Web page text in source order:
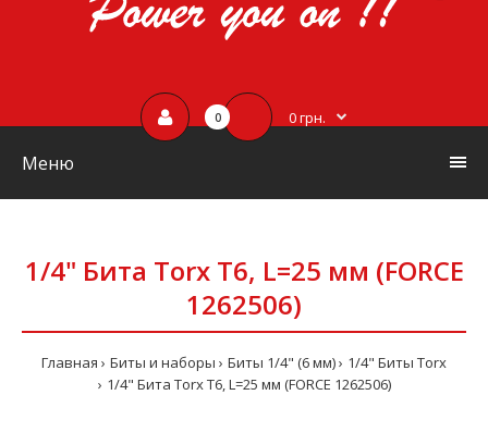
0 0 грн.
Меню
1/4" Бита Torx Т6, L=25 мм (FORCE
1262506)
Главная Биты и наборы Биты 1/4" (6 мм)
1/4" Биты Torx
1/4" Бита Torx Т6, L=25 мм (FORCE 1262506)